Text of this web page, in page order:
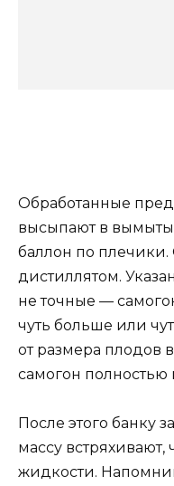
Обработанные
высыпают в
баллон по
дистиллятом.
не точные —
чуть больше или
от размера плодов
самогон
После этого банку
массу встряхивают,
жидкости.